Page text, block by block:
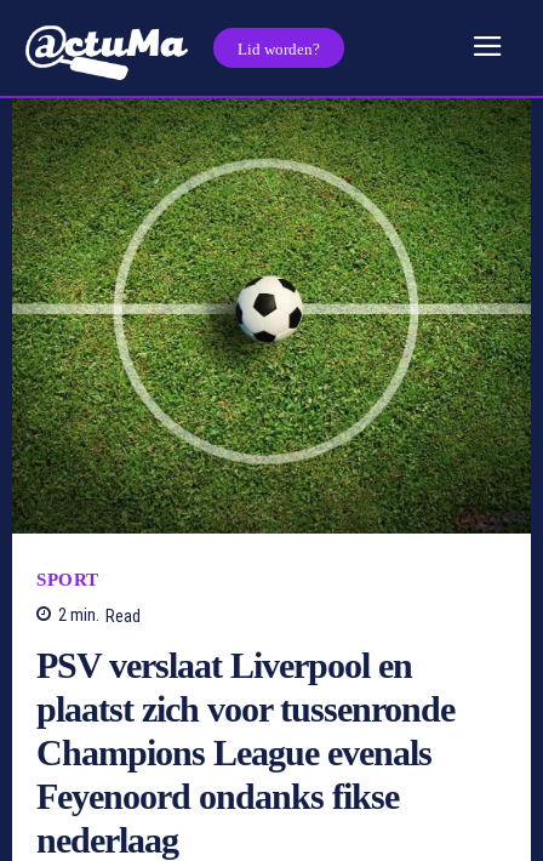
Lid worden?
SPORT
2min. Read
PSV verslaat Liverpool en
plaatst zich voor tussenronde
Champions League evenals
Feyenoord ondanks fikse
nederlaag